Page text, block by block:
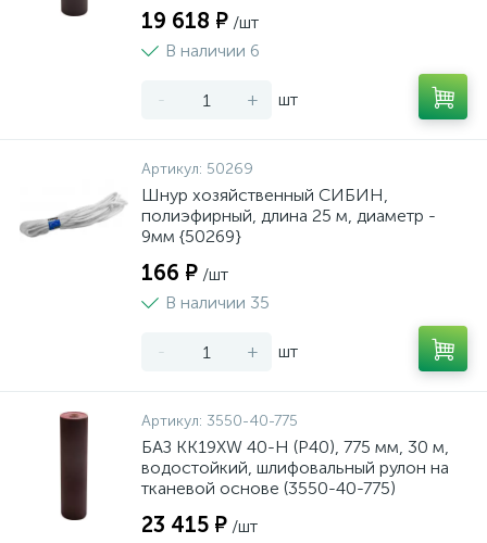
19 618 ₽ /шт
В наличии 6
- + шт
Артикул: 50269
Шнур хозяйственный СИБИН,
полиэфирный, длина 25 м, диаметр -
9мм {50269}
166 ₽ /шт
В наличии 35
- + шт
Артикул: 3550-40-775
БАЗ KK19XW 40-H (Р40), 775 мм, 30 м,
водостойкий, шлифовальный рулон на
тканевой основе (3550-40-775)
23 415 ₽ /шт